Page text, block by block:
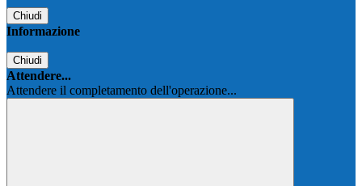
Chiudi
Informazione
Chiudi
Attendere...
Attendere il completamento dell'operazione...